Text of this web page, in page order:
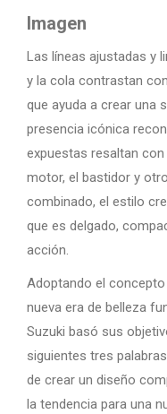
Imagen
Las líneas ajustadas y
y la cola contrastan
que ayuda a crear una
presencia icónica
expuestas resaltan
motor, el bastidor y
combinado, el estilo
que es delgado,
acción.
Adoptando el
nueva era de belleza
Suzuki basó sus
siguientes tres
de crear un diseño
la tendencia para una